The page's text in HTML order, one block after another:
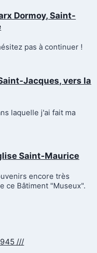
Dormoy, Saint-
pas à continuer !
Jacques, vers la
laquelle j'ai fait ma
Saint-Maurice
encore très
ce Bâtiment "Museux".
///